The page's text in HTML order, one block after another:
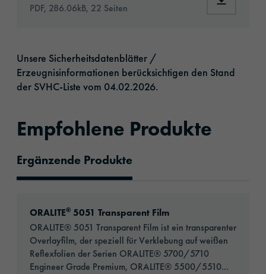
PDF, 286.06kB, 22 Seiten
Unsere Sicherheitsdatenblätter /
Erzeugnisinformationen berücksichtigen den Stand
der SVHC-Liste vom 04.02.2026.​
Empfohlene Produkte
Ergänzende Produkte
ORALITE® 5051 Transparent Film
ORALITE® 5051 Transparent Film ist ein transparenter
Overlayfilm, der speziell für Verklebung auf weißen
Reflexfolien der Serien ORALITE® 5700/5710
Engineer Grade Premium, ORALITE® 5500/5510...